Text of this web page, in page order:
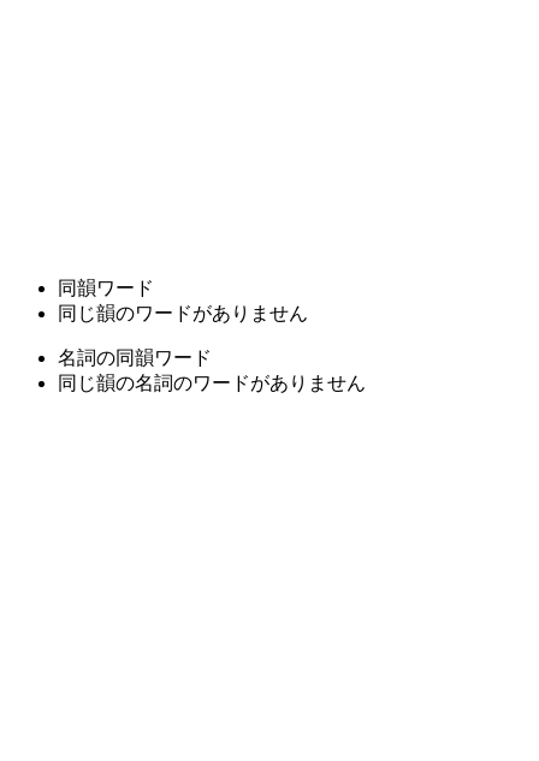
同韻ワード
同じ韻のワードがありません
名詞の同韻ワード
同じ韻の名詞のワードがありません